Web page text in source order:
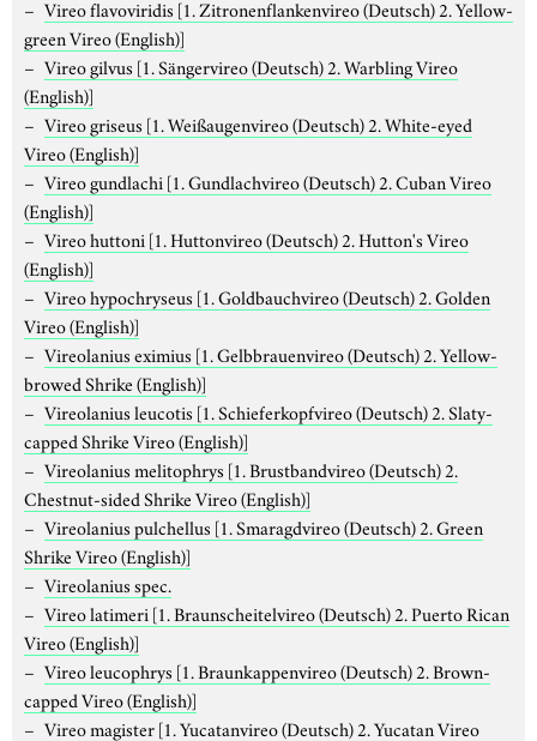
Vireo flavoviridis [1. Zitronenflankenvireo (Deutsch) 2. Yellow-
green Vireo (English)]
Vireo gilvus [1. Sängervireo (Deutsch) 2. Warbling Vireo
(English)]
Vireo griseus [1. Weißaugenvireo (Deutsch) 2. White-eyed
Vireo (English)]
Vireo gundlachi [1. Gundlachvireo (Deutsch) 2. Cuban Vireo
(English)]
Vireo huttoni [1. Huttonvireo (Deutsch) 2. Hutton's Vireo
(English)]
Vireo hypochryseus [1. Goldbauchvireo (Deutsch) 2. Golden
Vireo (English)]
Vireolanius eximius [1. Gelbbrauenvireo (Deutsch) 2. Yellow-
browed Shrike (English)]
Vireolanius leucotis [1. Schieferkopfvireo (Deutsch) 2. Slaty-
capped Shrike Vireo (English)]
Vireolanius melitophrys [1. Brustbandvireo (Deutsch) 2.
Chestnut-sided Shrike Vireo (English)]
Vireolanius pulchellus [1. Smaragdvireo (Deutsch) 2. Green
Shrike Vireo (English)]
Vireolanius spec.
Vireo latimeri [1. Braunscheitelvireo (Deutsch) 2. Puerto Rican
Vireo (English)]
Vireo leucophrys [1. Braunkappenvireo (Deutsch) 2. Brown-
capped Vireo (English)]
Vireo magister[1. Yucatanvireo (Deutsch) 2. Yucatan Vireo